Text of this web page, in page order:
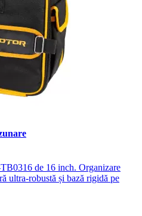
de 16 inch. Organizare
ultra-robustă și bază rigidă pe